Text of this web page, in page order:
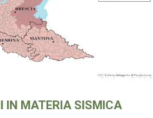
IN MATERIA SISMICA